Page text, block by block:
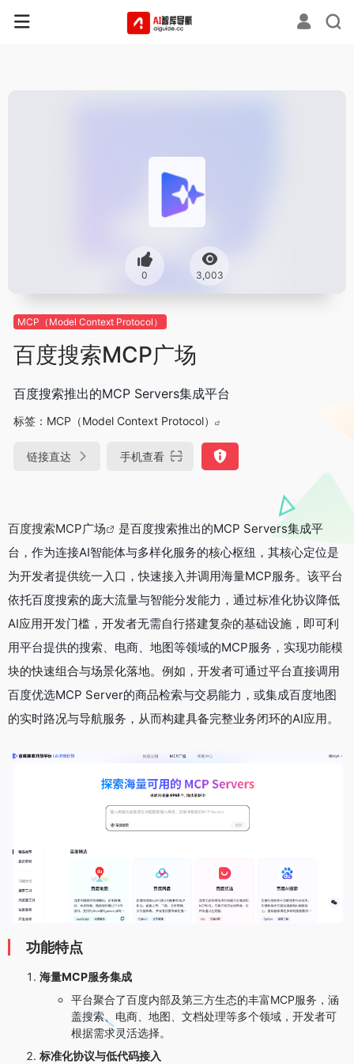
0 3,003
MCP（Model Context Protocol）
百度搜索MCP广场
百度搜索推出的MCP Servers集成平台
标签： MCP（Model Context Protocol）
链接直达 手机查看
百度搜索MCP广场
是百度搜索推出的MCP Servers集成平
台，作为连接AI智能体与多样化服务的核心枢纽，其核心定位是
为开发者提供统一入口，快速接入并调用海量MCP服务。该平台
依托百度搜索的庞大流量与智能分发能力，通过标准化协议降低
AI应用开发门槛，开发者无需自行搭建复杂的基础设施，即可利
用平台提供的搜索、电商、地图等领域的MCP服务，实现功能模
块的快速组合与场景化落地。例如，开发者可通过平台直接调用
百度优选MCP Server的商品检索与交易能力，或集成百度地图
的实时路况与导航服务，从而构建具备完整业务闭环的AI应用。
功能特点
海量MCP服务集成
平台聚合了百度内部及第三方生态的丰富MCP服务，涵
盖搜索、电商、地图、文档处理等多个领域，开发者可
根据需求灵活选择。
标准化协议与低代码接入